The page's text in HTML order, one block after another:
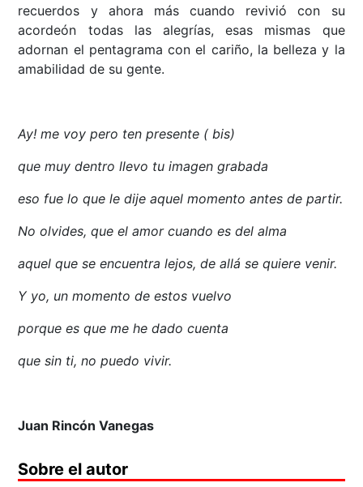
recuerdos y ahora más cuando revivió con su
acordeón todas las alegrías, esas mismas que
adornan el pentagrama con el cariño, la belleza y la
amabilidad de su gente.
Ay! me voy pero ten presente ( bis)
que muy dentro llevo tu imagen grabada
eso fue lo que le dije aquel momento antes de partir.
No olvides, que el amor cuando es del alma
aquel que se encuentra lejos, de allá se quiere venir.
Y yo, un momento de estos vuelvo
porque es que me he dado cuenta
que sin ti, no puedo vivir.
Juan Rincón Vanegas
Sobre el autor